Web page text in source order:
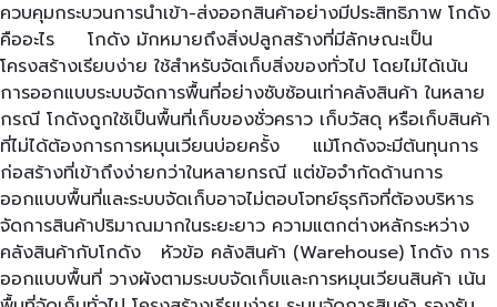
ควบคุมกระบวนการนำเข้า-ส่งออกสินค้าอย่างมีประสิทธิภาพ โกดัง
คืออะไร โกดัง มักหมายถึงสิ่งปลูกสร้างที่มีลักษณะเป็น
โครงสร้างเรียบง่าย ใช้สำหรับจัดเก็บสิ่งของทั่วไป โดยไม่ได้เน้น
การออกแบบระบบจัดการพื้นที่อย่างซับซ้อนเท่าคลังสินค้า ในหลาย
กรณี โกดังถูกใช้เป็นพื้นที่เก็บของชั่วคราว เก็บวัสดุ หรือเก็บสินค้า
ที่ไม่ได้ต้องการการหมุนเวียนบ่อยครั้ง แม้โกดังจะมีต้นทุนการ
ก่อสร้างที่เข้าถึงง่ายกว่าในหลายกรณี แต่ข้อจำกัดด้านการ
ออกแบบพื้นที่และระบบจัดเก็บอาจไม่ตอบโจทย์ธุรกิจที่ต้องบริหาร
จัดการสินค้าปริมาณมากในระยะยาว ความแตกต่างหลักระหว่าง
คลังสินค้ากับโกดัง หัวข้อ คลังสินค้า (Warehouse) โกดัง การ
ออกแบบพื้นที่ วางผังตามระบบจัดเก็บและการหมุนเวียนสินค้า เน้น